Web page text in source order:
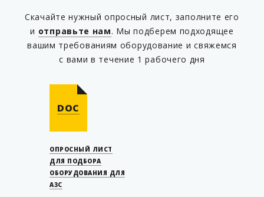
Скачайте нужный опросный лист, заполните его
и отправьте нам. Мы подберем подходящее
вашим требованиям оборудование и свяжемся
с вами в течение 1 рабочего дня
DOC
ОПРОСНЫЙ ЛИСТ
ДЛЯ ПОДБОРА
ОБОРУДОВАНИЯ ДЛЯ
АЗС